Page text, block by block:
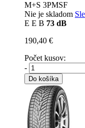
M+S 3PMSF
Nie je skladom
E E B 73 dB
190,40 €
Počet kusov:
-
Do košíka